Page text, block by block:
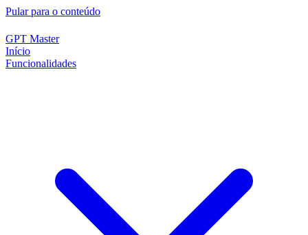
Pular para o conteúdo
GPT Master
Início
Funcionalidades